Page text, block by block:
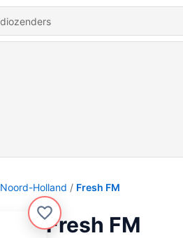
Noord-Holland Fresh FM
Fresh FM